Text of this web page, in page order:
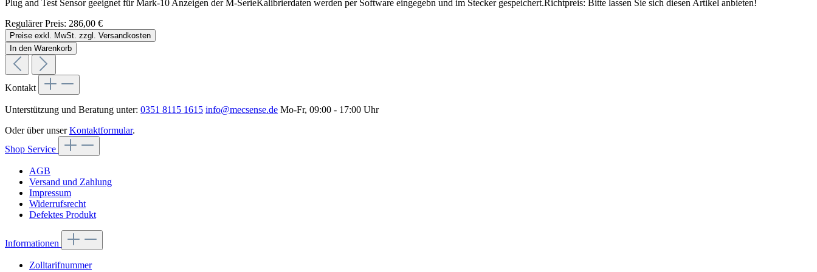
Plug and Test Sensor geeignet für Mark-10 Anzeigen der M-SerieKalibrierdaten werden per Software eingegebn und im Stecker gespeichert.Richtpreis: Bitte lassen Sie sich diesen Artikel anbieten!
Regulärer Preis: 286,00 €
Preise exkl. MwSt. zzgl. Versandkosten
In den Warenkorb
Kontakt
Unterstützung und Beratung unter: 0351 8115 1615 info@mecsense.de Mo-Fr, 09:00 - 17:00 Uhr
Oder über unserKontaktformular.
Shop Service
AGB
Versand und Zahlung
Impressum
Widerrufsrecht
Defektes Produkt
Informationen
Zolltarifnummer